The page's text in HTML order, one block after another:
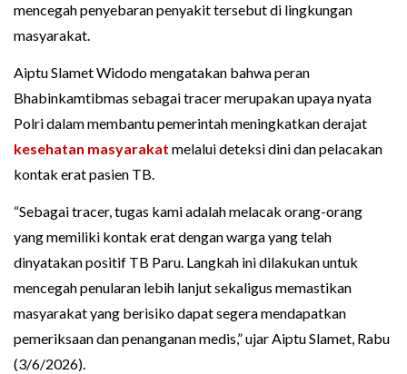
mencegah penyebaran penyakit tersebut di lingkungan
masyarakat.
Aiptu Slamet Widodo mengatakan bahwa peran
Bhabinkamtibmas sebagai tracer merupakan upaya nyata
Polri dalam membantu pemerintah meningkatkan derajat
kesehatan masyarakat melalui deteksi dini dan pelacakan
kontak erat pasien TB.
“Sebagai tracer, tugas kami adalah melacak orang-orang
yang memiliki kontak erat dengan warga yang telah
dinyatakan positif TB Paru. Langkah ini dilakukan untuk
mencegah penularan lebih lanjut sekaligus memastikan
masyarakat yang berisiko dapat segera mendapatkan
pemeriksaan dan penanganan medis,” ujar Aiptu Slamet, Rabu
(3/6/2026).